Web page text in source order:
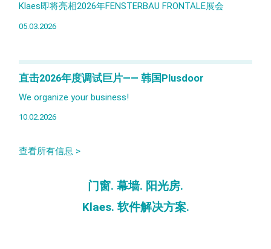
Klaes即将亮相2026年FENSTERBAU FRONTALE展会
05.03.2026
直击2026年度调试巨片—— 韩国Plusdoor
We organize your business!
10.02.2026
查看所有信息 >
门窗. 幕墙. 阳光房.
Klaes. 软件解决方案.